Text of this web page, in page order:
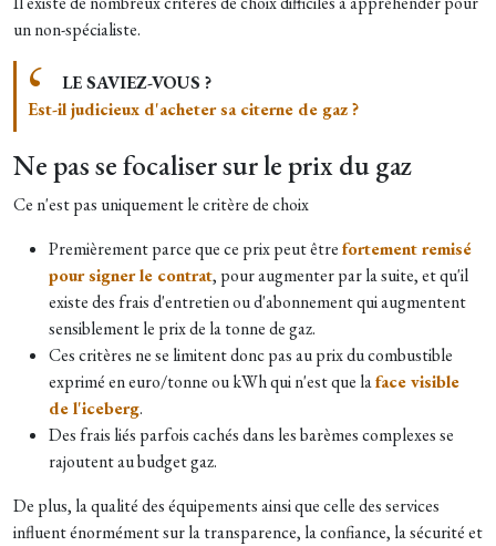
un non-spécialiste.
LE SAVIEZ-VOUS ?
Est-il judicieux d'acheter sa citerne de gaz ?
Ne pas se focaliser sur le prix du gaz
Ce n'est pas uniquement le critère de choix
Premièrement parce que ce prix peut êtrefortement remisé
pour signer le contrat, pour augmenter par la suite, et qu'il
existe des frais d'entretien ou d'abonnement qui augmentent
sensiblement le prix de la tonne de gaz.
Ces critères ne se limitent donc pas au prix du combustible
exprimé en euro/tonne ou kWh qui n'est que laface visible
de l'iceberg.
Des frais liés parfois cachés dans les barèmes complexes se
rajoutent au budget gaz.
De plus, la qualité des équipements ainsi que celle des services
influent énormément sur la transparence, la confiance, la sécurité et